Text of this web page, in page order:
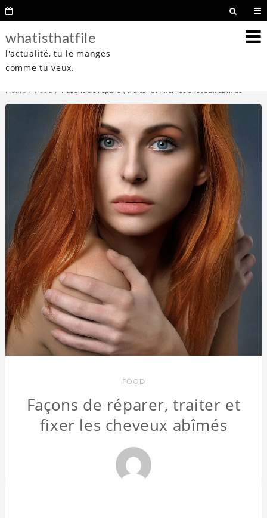
whatisthatfile
l'actualité, tu le manges
comme tu veux.
Home Food Façons de réparer, traiter et fixer les cheveux abîmés
FOOD
Façons de réparer, traiter et
fixer les cheveux abîmés